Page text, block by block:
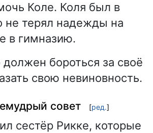
Коле. Коля был в
не терял надежды на
в гимназию.
должен бороться за своё
свою невиновность.
совет [ред.]
сестёр Рикке, которые